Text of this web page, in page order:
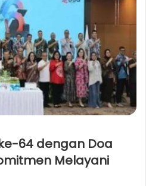
ke-64 dengan Doa
Melayani